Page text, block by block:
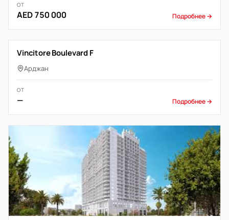
ОТ
AED 750 000 Подробнее →
Vincitore Boulevard F
Арджан
ОТ
— Подробнее →